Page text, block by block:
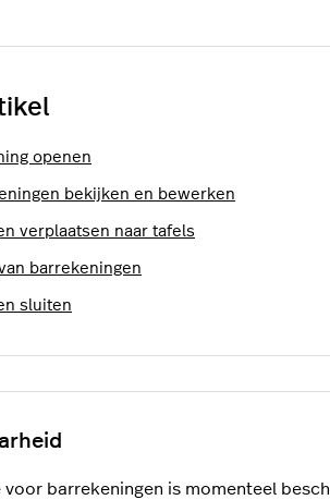
openen
bekijken en bewerken
verplaatsen naar tafels
barrekeningen
sluiten
voor barrekeningen is momenteel